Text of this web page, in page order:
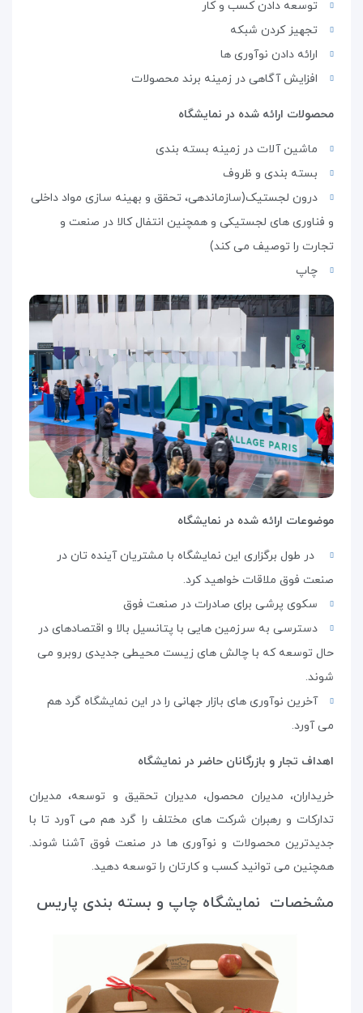
توسعه دادن کسب و کار
تجهیز کردن شبکه
ارائه دادن نوآوری ها
افزایش آگاهی در زمینه برند محصولات
محصولات ارائه شده در نمایشگاه
ماشین آلات در زمینه بسته بندی
بسته بندی و ظروف
درون لجستیک(سازماندهی، تحقق و بهینه سازی مواد داخلی
و فناوری های لجستیکی و همچنین انتفال کالا در صنعت و
تجارت را توصیف می کند)
چاپ
موضوعات ارائه شده در نمایشگاه
در طول برگزاری این نمایشگاه با مشتریان آینده تان در
صنعت فوق ملاقات خواهید کرد.
سکوی پرشی برای صادرات در صنعت فوق
دسترسی به سرزمین هایی با پتانسیل بالا و اقتصادهای در
حال توسعه که با چالش های زیست محیطی جدیدی روبرو می
شوند.
آخرین نوآوری های بازار جهانی را در این نمایشگاه گرد هم
می آورد.
اهداف تجار و بازرگانان حاضر در نمایشگاه
خریداران، مدیران محصول، مدیران تحقیق و توسعه، مدیران
تدارکات و رهبران شرکت های مختلف را گرد هم می آورد تا با
جدیدترین محصولات و نوآوری ها در صنعت فوق آشنا شوند.
همچنین می توانید کسب و کارتان را توسعه دهید.
مشخصات نمایشگاه چاپ و بسته بندی پاریس